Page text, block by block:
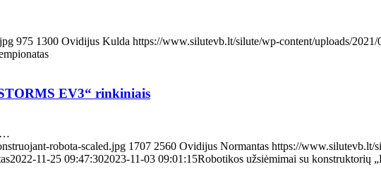
975 1300 Ovidijus Kulda https://www.silutevb.lt/silute/wp-content/uploads/
EV3“ rinkiniais
robota-scaled.jpg 1707 2560 Ovidijus Normantas https://www.silutevb.lt/
2022-11-25 09:47:302023-11-03 09:01:15Robotikos užsiėmimai su